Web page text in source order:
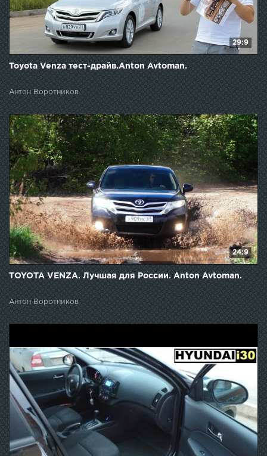
29:9
Toyota Venza тест-драйв.Anton Avtoman.
Антон Воротников
24:9
TOYOTA VENZA. Лучшая для России. Anton Avtoman.
Антон Воротников